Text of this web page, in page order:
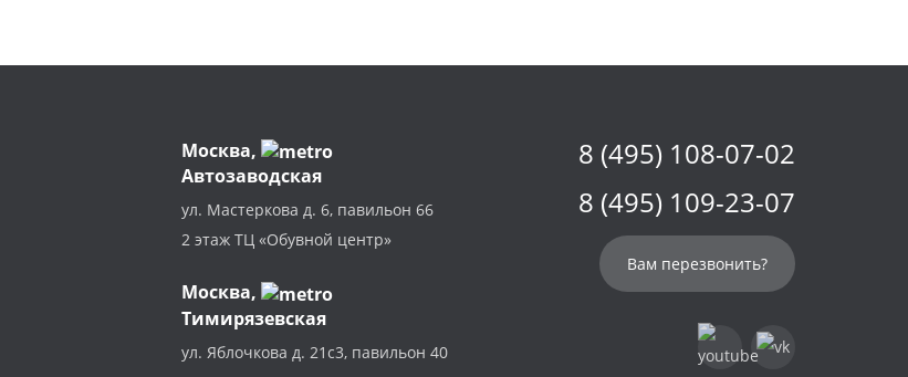
Москва,
Автозаводская
ул. Мастеркова д. 6, павильон 66
2 этаж ТЦ «Обувной центр»
Москва,
Тимирязевская
ул. Яблочкова д. 21с3, павильон 40
8 (495) 108-07-02
8 (495) 109-23-07
Вам перезвонить?